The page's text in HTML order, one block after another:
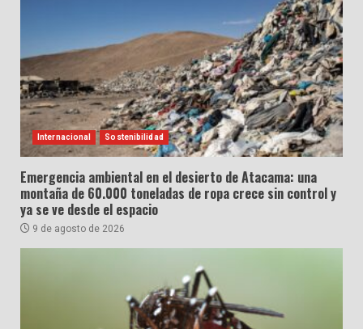
Internacional Sostenibilidad
Emergencia ambiental en el desierto de Atacama: una
montaña de 60.000 toneladas de ropa crece sin control y
ya se ve desde el espacio
9 de agosto de 2026